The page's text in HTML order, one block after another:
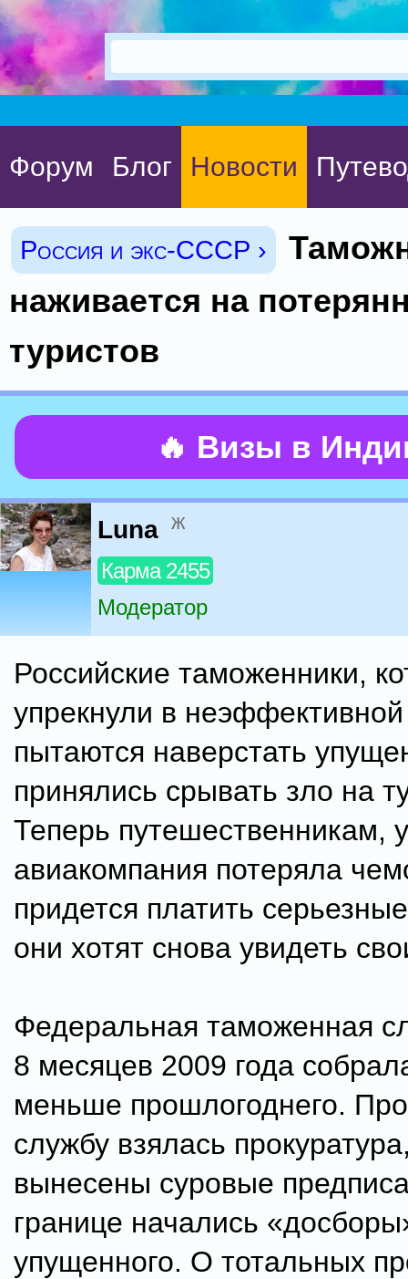
Форум Блог Новости
Россия и экс-СССР ›
наживается на
туристов
🔥 Визы в
Luna ж
Карма 2455
Модератор
Российские таможенники,
упрекнули в
пытаются наверстать
принялись срывать зло на
Теперь путешественникам,
авиакомпания потеряла
придется платить
они хотят снова увидеть
Федеральная таможенная
8 месяцев 2009 года
меньше прошлогоднего.
службу взялась
вынесены суровые
границе начались
упущенного. О тотальных